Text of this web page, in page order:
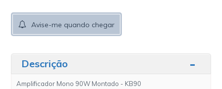
Avise-me quando chegar
Descrição
Amplificador Mono 90W Montado - KB90